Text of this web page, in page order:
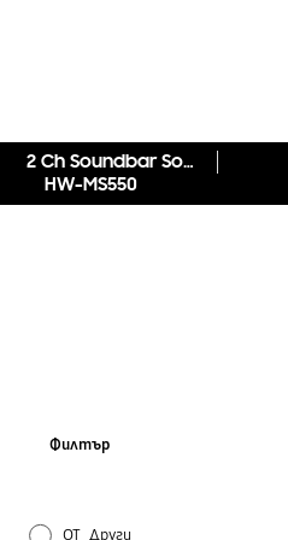
2 Ch Soundbar Sound+ HW-MS550
HW-MS550
Филтър
OT_Други